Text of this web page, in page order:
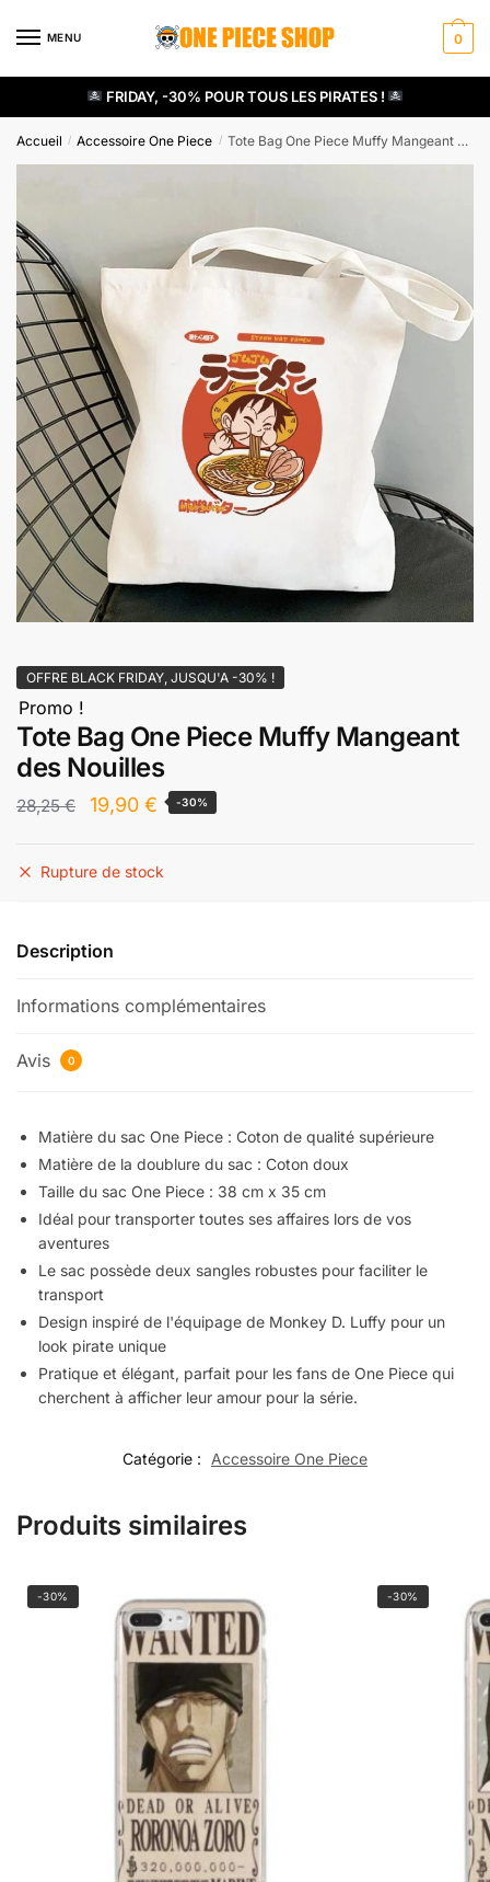
MENU 0
FRIDAY, -30% POUR TOUS LES PIRATES !
Accueil / Accessoire One Piece / Tote Bag One Piece Muffy Mangeant des Nouilles
OFFRE BLACK FRIDAY, JUSQU'A -30% !
Promo !
Tote Bag One Piece Muffy Mangeant
des Nouilles
28,25€
Le
initial
19,90 € Le
actuel
-30%
Rupture de stock
Description
Informations complémentaires
Avis 0
Matière du sac One Piece : Coton de qualité supérieure
Matière de la doublure du sac : Coton doux
Taille du sac One Piece : 38 cm x 35 cm
Idéal pour transporter toutes ses affaires lors de vos
aventures
Le sac possède deux sangles robustes pour faciliter le
transport
Design inspiré de l'équipage de Monkey D. Luffy pour un
look pirate unique
Pratique et élégant, parfait pour les fans de One Piece qui
cherchent à afficher leur amour pour la série.
Catégorie : Accessoire One Piece
Produits similaires
-30% -30%